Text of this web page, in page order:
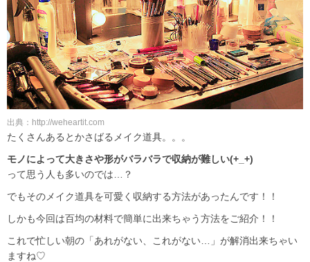
出典：http://weheartit.com
たくさんあるとかさばるメイク道具。。。
モノによって大きさや形がバラバラで収納が難しい(+_+)
って思う人も多いのでは…？
でもそのメイク道具を可愛く収納する方法があったんです！！
しかも今回は百均の材料で簡単に出来ちゃう方法をご紹介！！
これで忙しい朝の「あれがない、これがない…」が解消出来ちゃい
ますね♡